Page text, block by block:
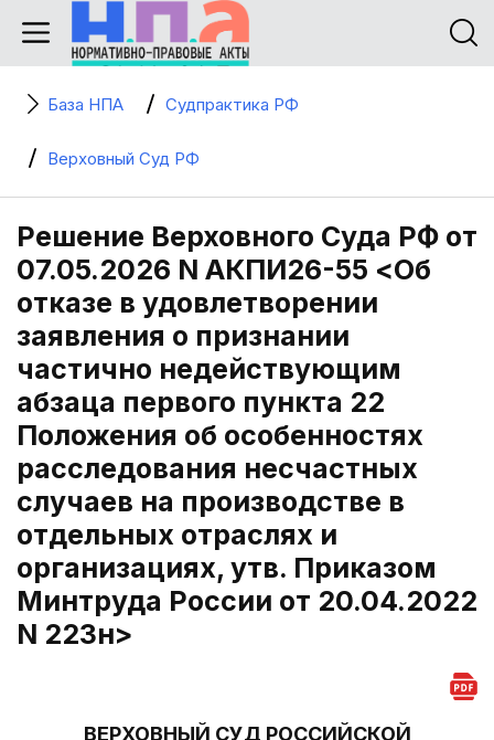
База НПА Судпрактика РФ
Верховный Суд РФ
Решение Верховного Суда РФ от
07.05.2026 N АКПИ26-55 <Об
отказе в удовлетворении
заявления о признании
частично недействующим
абзаца первого пункта 22
Положения об особенностях
расследования несчастных
случаев на производстве в
отдельных отраслях и
организациях, утв. Приказом
Минтруда России от 20.04.2022
N 223н>
ВЕРХОВНЫЙ СУД РОССИЙСКОЙ